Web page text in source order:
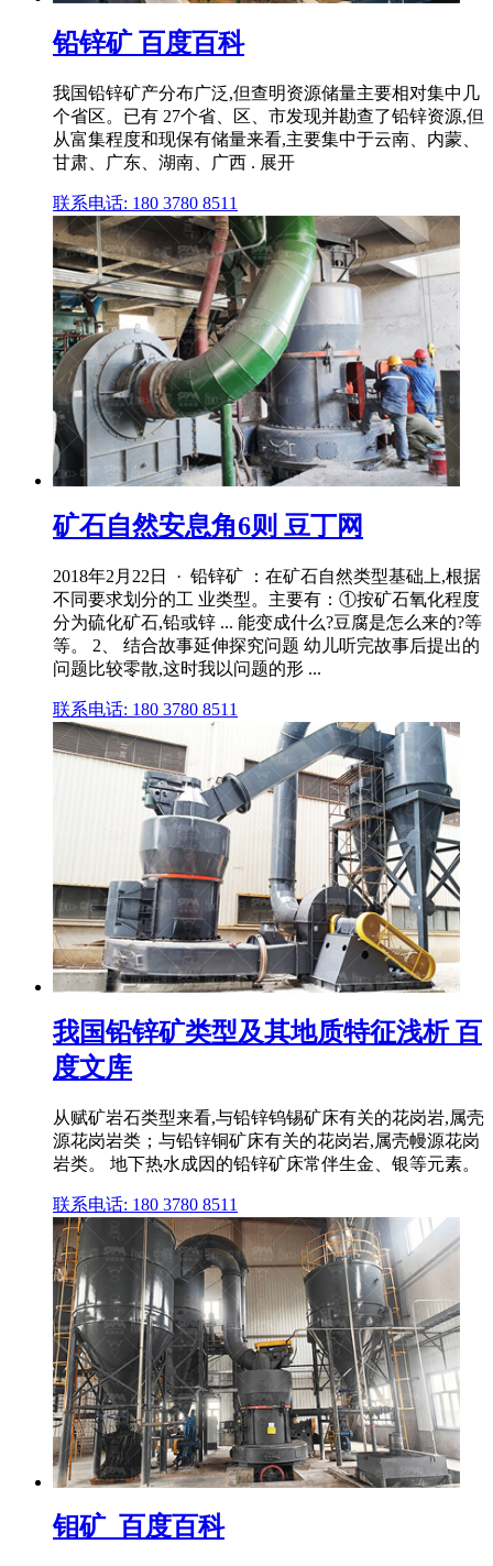
铅锌矿 百度百科
我国铅锌矿产分布广泛,但查明资源储量主要相对集中几
个省区。已有 27个省、区、市发现并勘查了铅锌资源,但
从富集程度和现保有储量来看,主要集中于云南、内蒙、
甘肃、广东、湖南、广西 . 展开
联系电话: 180 3780 8511
矿石自然安息角6则 豆丁网
2018年2月22日 · 铅锌矿 ：在矿石自然类型基础上,根据
不同要求划分的工 业类型。主要有：①按矿石氧化程度
分为硫化矿石,铅或锌 ... 能变成什么?豆腐是怎么来的?等
等。 2、 结合故事延伸探究问题 幼儿听完故事后提出的
问题比较零散,这时我以问题的形 ...
联系电话: 180 3780 8511
我国铅锌矿类型及其地质特征浅析 百
度文库
从赋矿岩石类型来看,与铅锌钨锡矿床有关的花岗岩,属壳
源花岗岩类；与铅锌铜矿床有关的花岗岩,属壳幔源花岗
岩类。 地下热水成因的铅锌矿床常伴生金、银等元素。
联系电话: 180 3780 8511
钼矿_百度百科